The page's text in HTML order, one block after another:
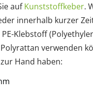
aufKunststoffkeber.
innerhalb kurzer
Klebstoff
verwenden
Hand haben: